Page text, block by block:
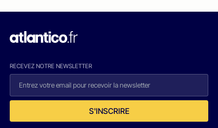
RECEVEZ NOTRE NEWSLETTER
S'INSCRIRE